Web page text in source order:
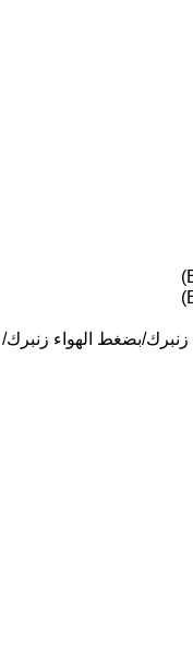
زنبرك/بضغط الهواء زنبرك/